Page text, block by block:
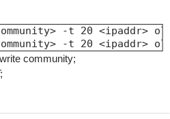
-t 20 <ipaddr>
-t 20 <ipaddr>
community;